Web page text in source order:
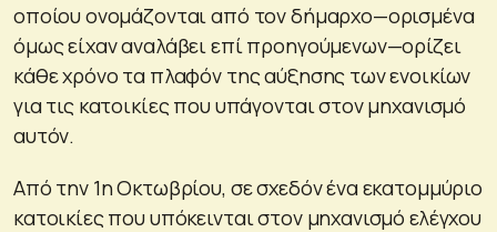
οποίου ονομάζονται από τον δήμαρχο—ορισμένα
όμως είχαν αναλάβει επί προηγούμενων—ορίζει
κάθε χρόνο τα πλαφόν της αύξησης των ενοικίων
για τις κατοικίες που υπάγονται στον μηχανισμό
αυτόν.
Από την 1η Οκτωβρίου, σε σχεδόν ένα εκατομμύριο
κατοικίες που υπόκεινται στον μηχανισμό ελέγχου